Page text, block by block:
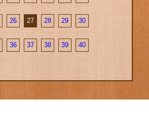
26 27 28 29 30
36 37 38 39 40